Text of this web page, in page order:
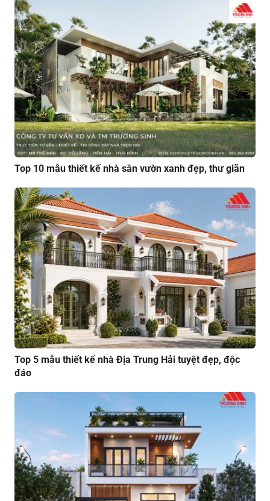
Top 10 mẫu thiết kế nhà sân vườn xanh đẹp, thư giãn
Top 5 mẫu thiết kế nhà Địa Trung Hải tuyệt đẹp, độc
đáo